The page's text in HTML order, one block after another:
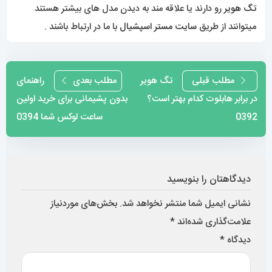
تگ هویررو دارند یا علاقه مند به دیدن مدل های بیشترهستند
میتوانند از طریق سایت مستر اسپشیال با ما در ارتباط باشند .
راهبری
نوشته
مطلب قبلی
تگ هویر
در برابر هابلوت کدام بهتر است؟
0392
مطلب بعدی
راهنمای
بدون پشیمانی برای خرید اولین
ساعت لوکس شما 0394
دیدگاهتان را بنویسید
نشانی ایمیل شما منتشر نخواهد شد. بخش‌های موردنیاز
علامت‌گذاری شده‌اند*
دیدگاه *